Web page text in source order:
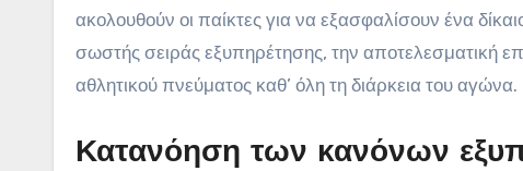
ακολουθούν οι παίκτες για να εξασφαλίσουν ένα
σωστής σειράς εξυπηρέτησης, την αποτελεσματική
αθλητικού πνεύματος καθ’ όλη τη διάρκεια του αγώνα.
Κατανόηση των κανόνων